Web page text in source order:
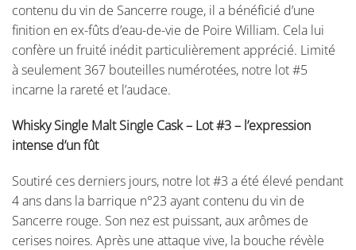
contenu du vin de Sancerre rouge, il a bénéficié d’une
finition en ex-fûts d’eau-de-vie de Poire William. Cela lui
confère un fruité inédit particulièrement apprécié. Limité
à seulement 367 bouteilles numérotées, notre lot #5
incarne la rareté et l’audace.
Whisky Single Malt Single Cask – Lot #3 – l’expression
intense d’un fût
Soutiré ces derniers jours, notre lot #3 a été élevé pendant
4 ans dans la barrique n°23 ayant contenu du vin de
Sancerre rouge. Son nez est puissant, aux arômes de
cerises noires. Après une attaque vive, la bouche révèle